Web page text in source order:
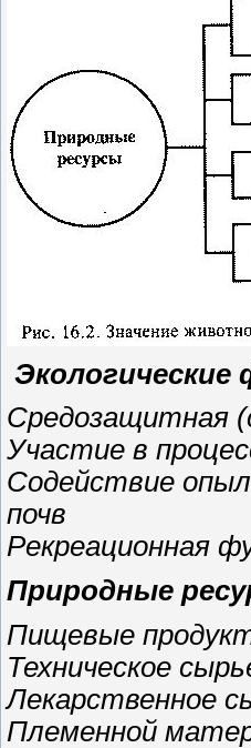
Экологические
Средозащитная
Участие в
Содействие
почв
Рекреационная
Природные
Пищевые
Техническое
Лекарственное
Племенной